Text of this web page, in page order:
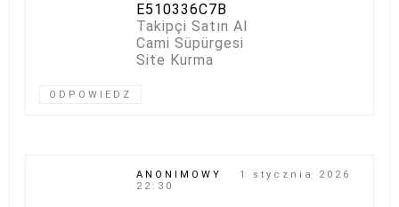
E510336C7B
Takipçi Satın Al
Cami Süpürgesi
Site Kurma
ODPOWIEDZ
ANONIMOWY
1 stycznia 2026
22:30